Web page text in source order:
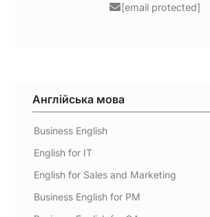
[email protected]
Англійська мова
Business English
English for IT
English for Sales and Marketing
Business English for PM